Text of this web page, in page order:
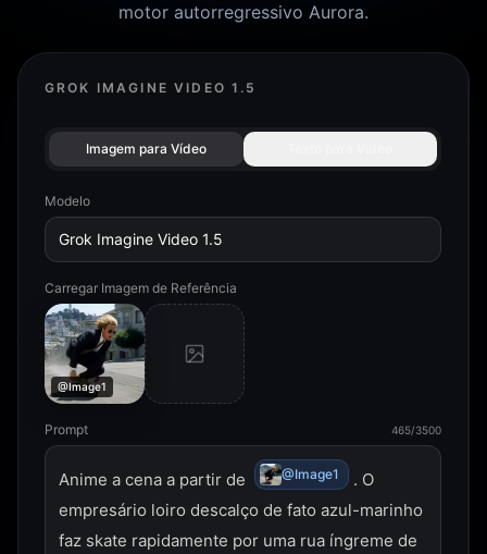
motor autorregressivo Aurora.
GROK IMAGINE VIDEO 1.5
Imagem para Vídeo
Modelo
Grok Imagine Video 1.5
Carregar Imagem de Referência
@Image1
Prompt 465/3500
Anime a cena a partir de @Image1
. O
empresário loiro descalço de fato azul-marinho
faz skate rapidamente por uma rua íngreme de